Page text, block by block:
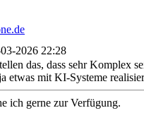
2026 22:28
das, dass sehr Komplex
etwas mit KI-Systeme
ich gerne zur Verfügung.